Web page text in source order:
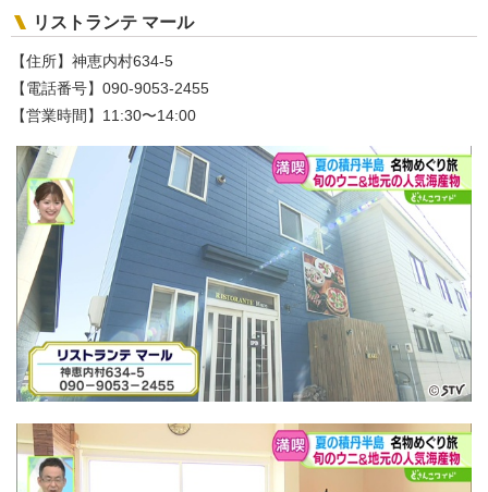
リストランテ マール
【住所】神恵内村634-5
【電話番号】090-9053-2455
【営業時間】11:30〜14:00